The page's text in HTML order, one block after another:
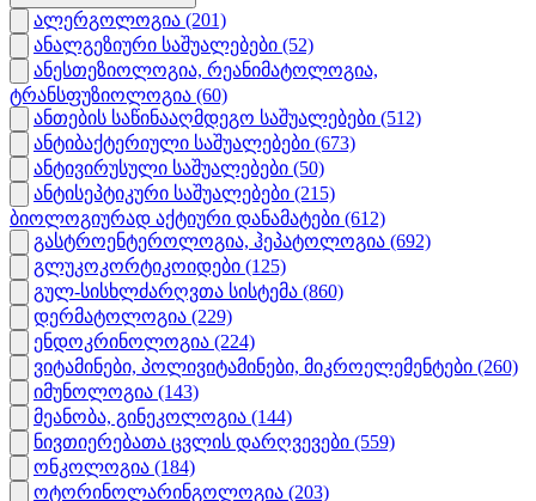
ალერგოლოგია (201)
ანალგეზიური საშუალებები (52)
ანესთეზიოლოგია, რეანიმატოლოგია,
ტრანსფუზიოლოგია (60)
ანთების საწინააღმდეგო საშუალებები (512)
ანტიბაქტერიული საშუალებები (673)
ანტივირუსული საშუალებები (50)
ანტისეპტიკური საშუალებები (215)
ბიოლოგიურად აქტიური დანამატები (612)
გასტროენტეროლოგია, ჰეპატოლოგია (692)
გლუკოკორტიკოიდები (125)
გულ-სისხლძარღვთა სისტემა (860)
დერმატოლოგია (229)
ენდოკრინოლოგია (224)
ვიტამინები, პოლივიტამინები, მიკროელემენტები (260)
იმუნოლოგია (143)
მეანობა, გინეკოლოგია (144)
ნივთიერებათა ცვლის დარღვევები (559)
ონკოლოგია (184)
ოტორინოლარინგოლოგია (203)